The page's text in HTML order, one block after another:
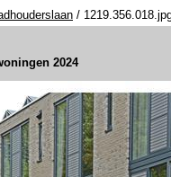
/
2024